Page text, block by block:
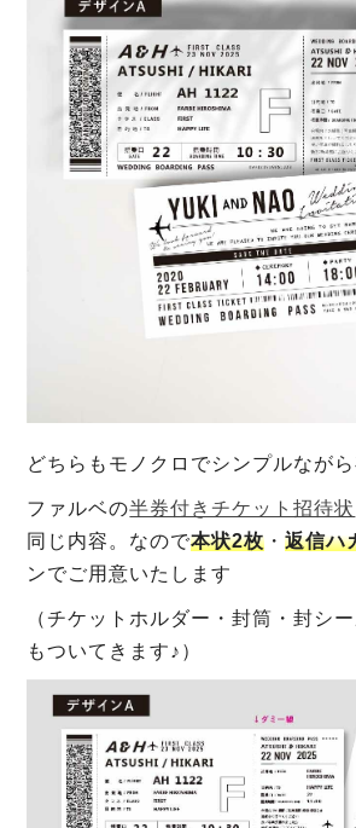
どちらもモノクロでシンプルながら
ファルベの半券付きチケット招待状
同じ内容。なので本状2枚 ・返信ハ
ンでご用意いたします
（チケットホルダー・封筒・封シ
もついてきます♪）